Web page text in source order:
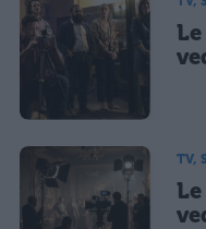
Ho letto e
CONFERMA E
TV,